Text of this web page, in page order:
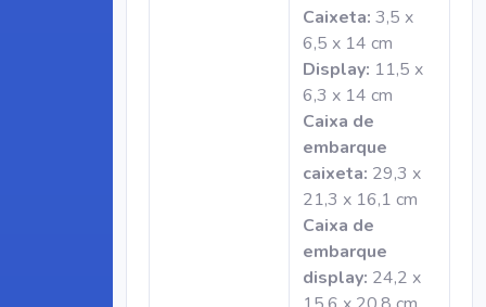
Caixeta: 3,5 x
6,5 x 14 cm
Display: 11,5 x
6,3 x 14 cm
Caixa de
embarque
caixeta: 29,3 x
21,3 x 16,1 cm
Caixa de
embarque
display: 24,2 x